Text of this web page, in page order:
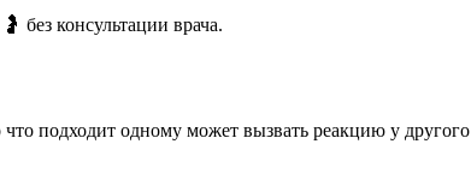
без консультации врача.
подходит одному может вызвать реакцию у другого